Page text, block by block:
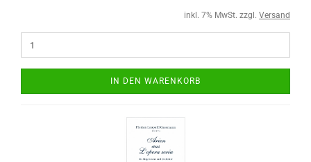
inkl. 7% MwSt. zzgl. Versand
IN DEN WARENKORB